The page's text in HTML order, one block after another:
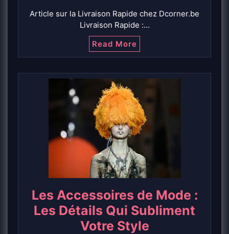
Article sur la Livraison Rapide chez Dcorner.be
Livraison Rapide :…
Read More
Les Accessoires de Mode :
Les Détails Qui Subliment
Votre Style